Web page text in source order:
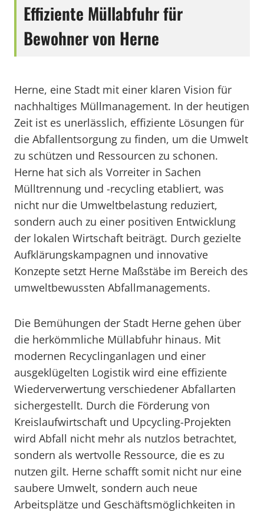
Effiziente Müllabfuhr für
Bewohner von Herne
Herne, eine Stadt mit einer klaren Vision für
nachhaltiges Müllmanagement. In der heutigen
Zeit ist es unerlässlich, effiziente Lösungen für
die Abfallentsorgung zu finden, um die Umwelt
zu schützen und Ressourcen zu schonen.
Herne hat sich als Vorreiter in Sachen
Mülltrennung und -recycling etabliert, was
nicht nur die Umweltbelastung reduziert,
sondern auch zu einer positiven Entwicklung
der lokalen Wirtschaft beiträgt. Durch gezielte
Aufklärungskampagnen und innovative
Konzepte setzt Herne Maßstäbe im Bereich des
umweltbewussten Abfallmanagements.
Die Bemühungen der Stadt Herne gehen über
die herkömmliche Müllabfuhr hinaus. Mit
modernen Recyclinganlagen und einer
ausgeklügelten Logistik wird eine effiziente
Wiederverwertung verschiedener Abfallarten
sichergestellt. Durch die Förderung von
Kreislaufwirtschaft und Upcycling-Projekten
wird Abfall nicht mehr als nutzlos betrachtet,
sondern als wertvolle Ressource, die es zu
nutzen gilt. Herne schafft somit nicht nur eine
saubere Umwelt, sondern auch neue
Arbeitsplätze und Geschäftsmöglichkeiten in